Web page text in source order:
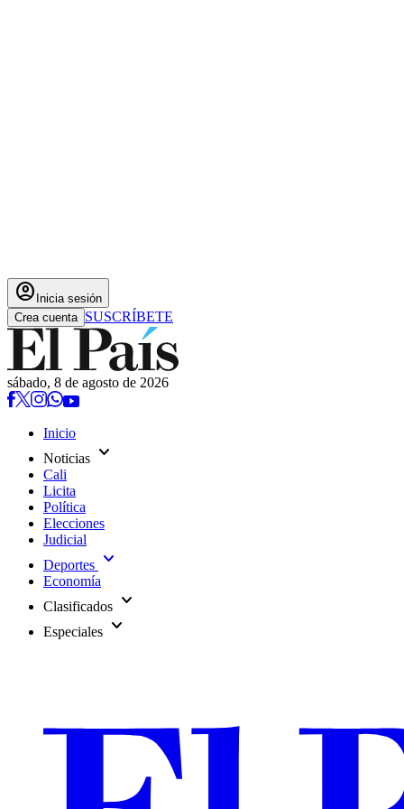
account_circle Inicia sesión
Crea cuenta SUSCRÍBETE
sábado, 8 de agosto de 2026
Inicio
Noticias expand_more
Cali
Licita
Política
Elecciones
Judicial
Deportes expand_more
Economía
Clasificados expand_more
Especiales expand_more